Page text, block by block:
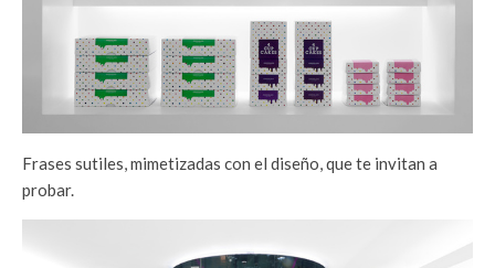
Frases sutiles, mimetizadas con el diseño, que te invitan a
probar.